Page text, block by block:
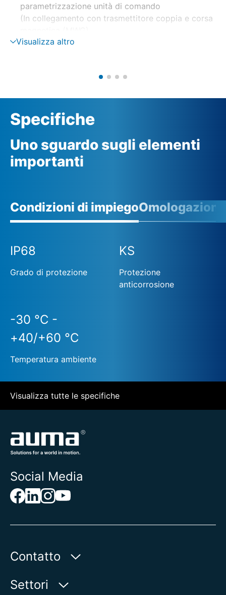
parametrizzazione unità di comando
(In collegamento con trasmettitore coppia e corsa
Montaggio separato su staffa a parete
Monitoraggio di fase con correzione fase
Visualizza altro
Specifiche
Uno sguardo sugli elementi
importanti
Condizioni di impiegoOmologazioni
IP68
Grado di protezione
KS
Protezione
anticorrosione
-30 °C -
+40/+60 °C
Temperatura ambiente
Visualizza tutte le specifiche
Social Media
Contatto
AUMA Riester
Settori